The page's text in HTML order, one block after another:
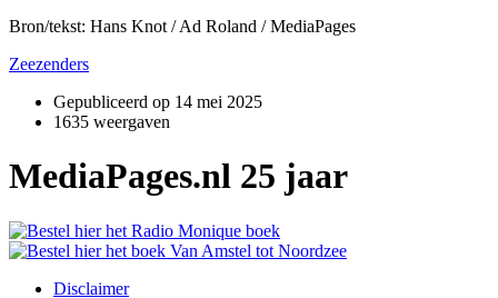
Bron/tekst: Hans Knot / Ad Roland / MediaPages
Zeezenders
Gepubliceerd op 14 mei 2025
1635 weergaven
MediaPages.nl 25 jaar
Disclaimer